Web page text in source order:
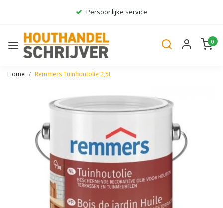
Persoonlijke service
Gratis bezorgd*
0
Home Remmers Tuinhoutolie 2,5L